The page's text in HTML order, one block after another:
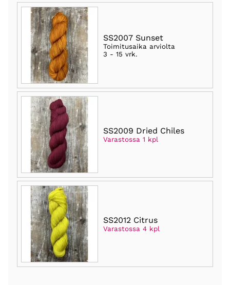
SS2007 Sunset
Toimitusaika arviolta
3 - 15 vrk.
SS2009 Dried Chiles
Varastossa 1 kpl
SS2012 Citrus
Varastossa 4 kpl